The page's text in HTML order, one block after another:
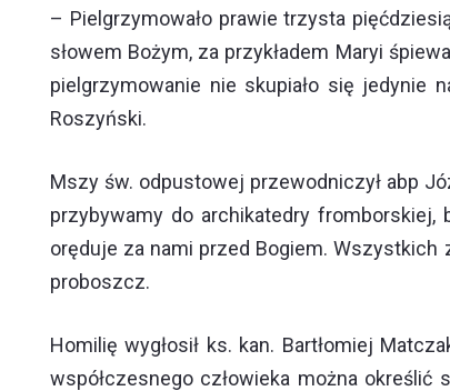
– Pielgrzymowało prawie trzysta
słowem Bożym, za przykładem Maryi
pielgrzymowanie nie skupiało się jedynie
Roszyński.
Mszy św. odpustowej przewodniczył abp
przybywamy do archikatedry
oręduje za nami przed Bogiem. Wszystkich
proboszcz.
Homilię wygłosił ks. kan. Bartłomiej
współczesnego człowieka można określić